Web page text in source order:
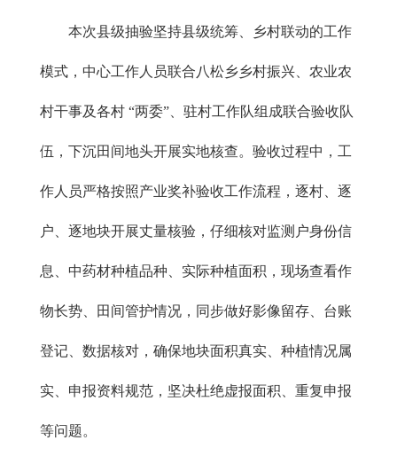
本次县级抽验坚持县级统筹、乡村联动的工作
模式，中心工作人员联合八松乡乡村振兴、农业农
村干事及各村 “两委”、驻村工作队组成联合验收队
伍，下沉田间地头开展实地核查。验收过程中，工
作人员严格按照产业奖补验收工作流程，逐村、逐
户、逐地块开展丈量核验，仔细核对监测户身份信
息、中药材种植品种、实际种植面积，现场查看作
物长势、田间管护情况，同步做好影像留存、台账
登记、数据核对，确保地块面积真实、种植情况属
实、申报资料规范，坚决杜绝虚报面积、重复申报
等问题。